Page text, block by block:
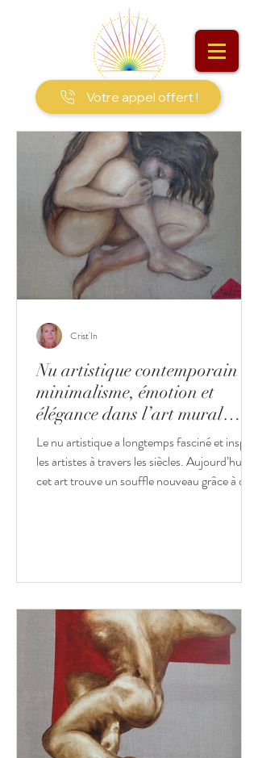
Votre appel offert !
Nu artistique contemporain :
minimalisme, émotion et
élégance dans l’art mural
français
Le nu artistique a longtemps fasciné et inspiré
les artistes à travers les siècles. Aujourd’hui,
cet art trouve un souffle nouveau grâce à des
sculptures délicates ou photographies
recherche d’esthétique, de minimalisme, de
lumière et d’émotion. Avec l'avènement de
Crist'In